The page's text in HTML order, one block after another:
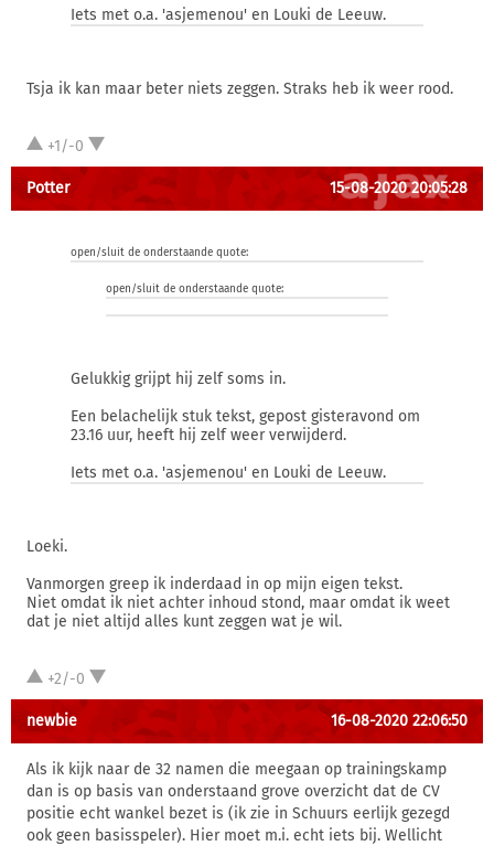
Iets met o.a. 'asjemenou' en Louki de Leeuw.
Tsja ik kan maar beter niets zeggen. Straks heb ik weer rood.
+1/-0
Potter 15-08-2020 20:05:28
open/sluit de onderstaande quote:
open/sluit de onderstaande quote:
Gelukkig grijpt hij zelf soms in.
Een belachelijk stuk tekst, gepost gisteravond om
23.16 uur, heeft hij zelf weer verwijderd.
Iets met o.a. 'asjemenou' en Louki de Leeuw.
Loeki.
Vanmorgen greep ik inderdaad in op mijn eigen tekst.
Niet omdat ik niet achter inhoud stond, maar omdat ik weet
dat je niet altijd alles kunt zeggen wat je wil.
+2/-0
newbie 16-08-2020 22:06:50
Als ik kijk naar de 32 namen die meegaan op trainingskamp
dan is op basis van onderstaand grove overzicht dat de CV
positie echt wankel bezet is (ik zie in Schuurs eerlijk gezegd
ook geen basisspeler). Hier moet m.i. echt iets bij. Wellicht